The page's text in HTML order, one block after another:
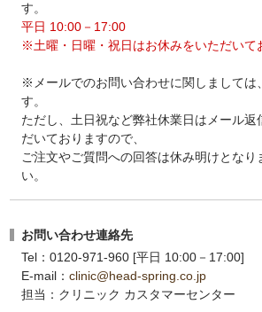
す。
平日 10:00－17:00
※土曜・日曜・祝日はお休みをいただいて
※メールでのお問い合わせに関しましては
す。
ただし、土日祝など弊社休業日はメール返
だいておりますので、
ご注文やご質問への回答は休み明けとなり
い。
お問い合わせ連絡先
Tel：0120-971-960 [平日 10:00－17:00]
E-mail：clinic@head-spring.co.jp
担当：クリニック カスタマーセンター